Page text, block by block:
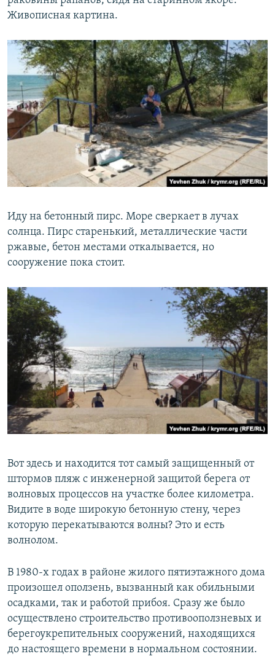
Живописная картина.
Иду на бетонный пирс. Море сверкает в лучах
солнца. Пирс старенький, металлические части
ржавые, бетон местами откалывается, но
сооружение пока стоит.
Вот здесь и находится тот самый защищенный от
штормов пляж с инженерной защитой берега от
волновых процессов на участке более километра.
Видите в воде широкую бетонную стену, через
которую перекатываются волны? Это и есть
волнолом.
В 1980-х годах в районе жилого пятиэтажного дома
произошел оползень, вызванный как обильными
осадками, так и работой прибоя. Сразу же было
осуществлено строительство противооползневых и
берегоукрепительных сооружений, находящихся
до настоящего времени в нормальном состоянии.